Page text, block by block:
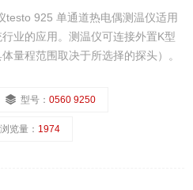
testo 925 单通道热电偶测温仪适用
业的应用。测温仪可连接外置K型
量程范围取决于所选择的探头）。
型号：0560 9250
浏览量： 1974